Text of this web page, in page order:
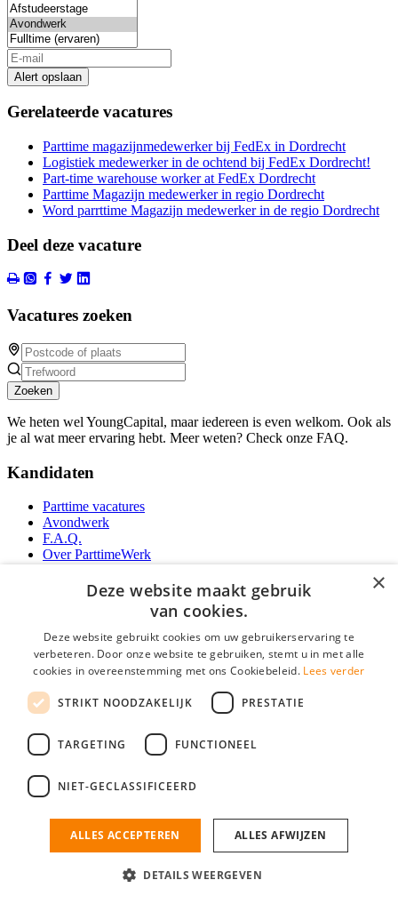
Alert opslaan
Gerelateerde vacatures
Parttime magazijnmedewerker bij FedEx in Dordrecht
Logistiek medewerker in de ochtend bij FedEx Dordrecht!
Part-time warehouse worker at FedEx Dordrecht
Parttime Magazijn medewerker in regio Dordrecht
Word parrttime Magazijn medewerker in de regio Dordrecht
Deel deze vacature
Vacatures zoeken
Zoeken
We heten wel YoungCapital, maar iedereen is even welkom. Ook als
je al wat meer ervaring hebt. Meer weten? Check onze FAQ.
Kandidaten
Parttime vacatures
Avondwerk
F.A.Q.
Over ParttimeWerk
YoungCapital Android App
Parttime personeel
Vacature aanmelden
Partners
Social
ParttimeWerk.nl is onderdeel van YoungCapital • © 2026 • KvK nr: 34199416 •
×
Deze website maakt gebruik
van cookies.
Deze website gebruikt cookies om uw gebruikerservaring te
verbeteren. Door onze website te gebruiken, stemt u in met alle
cookies in overeenstemming met ons Cookiebeleid. Lees verder
STRIKT NOODZAKELIJK PRESTATIE
TARGETING FUNCTIONEEL
NIET-GECLASSIFICEERD
ALLES ACCEPTEREN ALLES AFWIJZEN
DETAILS WEERGEVEN